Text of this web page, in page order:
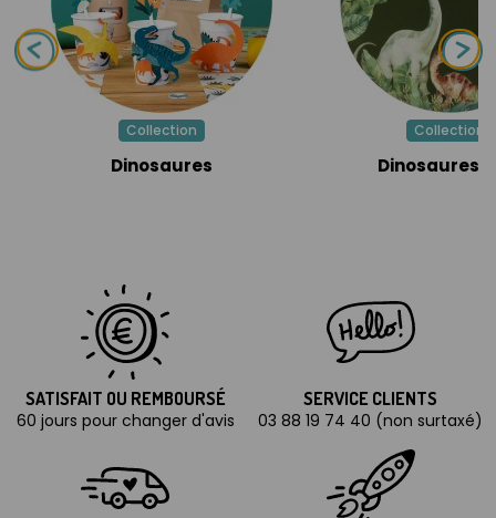
Collection
Dinosaures
Collection
Dinosaures
SATISFAIT OU REMBOURSÉ
60 jours pour changer d'avis
SERVICE CLIENTS
03 88 19 74 40 (non surtaxé)